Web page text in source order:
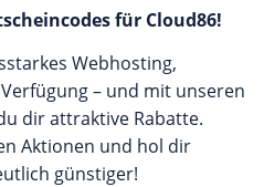
für Cloud86!
Webhosting,
– und mit unseren
dir attraktive Rabatte.
Aktionen und hol dir
günstiger!